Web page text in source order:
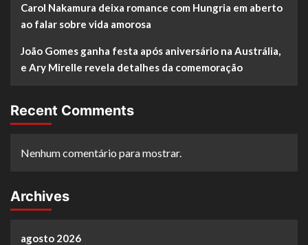
Carol Nakamura deixa romance com Hungria em aberto
ao falar sobre vida amorosa
João Gomes ganha festa após aniversário na Austrália,
e Ary Mirelle revela detalhes da comemoração
Recent Comments
Nenhum comentário para mostrar.
Archives
agosto 2026